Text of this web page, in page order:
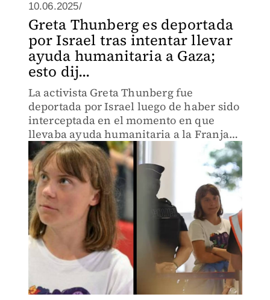
10.06.2025/
Greta Thunberg es deportada
por Israel tras intentar llevar
ayuda humanitaria a Gaza;
esto dij...
La activista Greta Thunberg fue
deportada por Israel luego de haber sido
interceptada en el momento en que
llevaba ayuda humanitaria a la Franja
de Gaza